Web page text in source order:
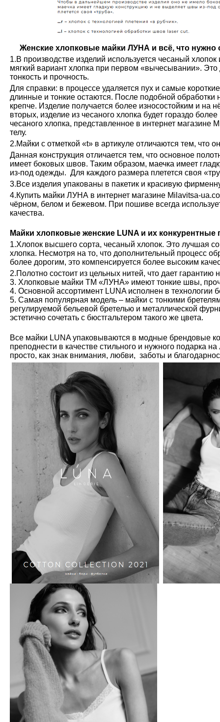
Женские хлопковые майки ЛУНА и всё, что нужно
1.В производстве изделий используется чесаный
мягкий вариант хлопка при первом «вычесывании». Это
тонкость и прочность.
Для справки: в процессе удаляется пух и самые
длинные и тонкие остаются. После подобной обработки
крепче. Изделие получается более износостойким и на
вторых, изделие из чесаного хлопка будет гораздо
чесаного хлопка, представленное в интернет магазине
телу.
2.Майки с отметкой «t» в артикуле отличаются тем, что
Данная конструкция отличается тем, что основное
имеет боковых швов. Таким образом, маечка имеет
из-под одежды. Для каждого размера плетется своя
3.Все изделия упакованы в пакетик и красивую
4.Купить майки ЛУНА в интернет магазине Milavitsa-
чёрном, белом и бежевом. При пошиве всегда
качества.
Майки хлопковые женские LUNA и их конкурентные
1.Хлопок высшего сорта, чесаный хлопок. Это лучшая
хлопка. Несмотря на то, что дополнительный процесс
более дорогим, это компенсируется более высоким
2.Полотно состоит из цельных нитей, что дает гарантию
3. Хлопковые майки ТМ «ЛУНА» имеют тонкие швы,
4. Основной ассортимент LUNA исполнен в технологии
5. Самая популярная модель – майки с тонкими
регулируемой бельевой бретелью и металлической
эстетично сочетать с бюстгальтером такого же цвета.
Все майки LUNA упаковываются в модные брендовые
преподнести в качестве стильного и нужного подарка
просто, как знак внимания, любви, заботы и